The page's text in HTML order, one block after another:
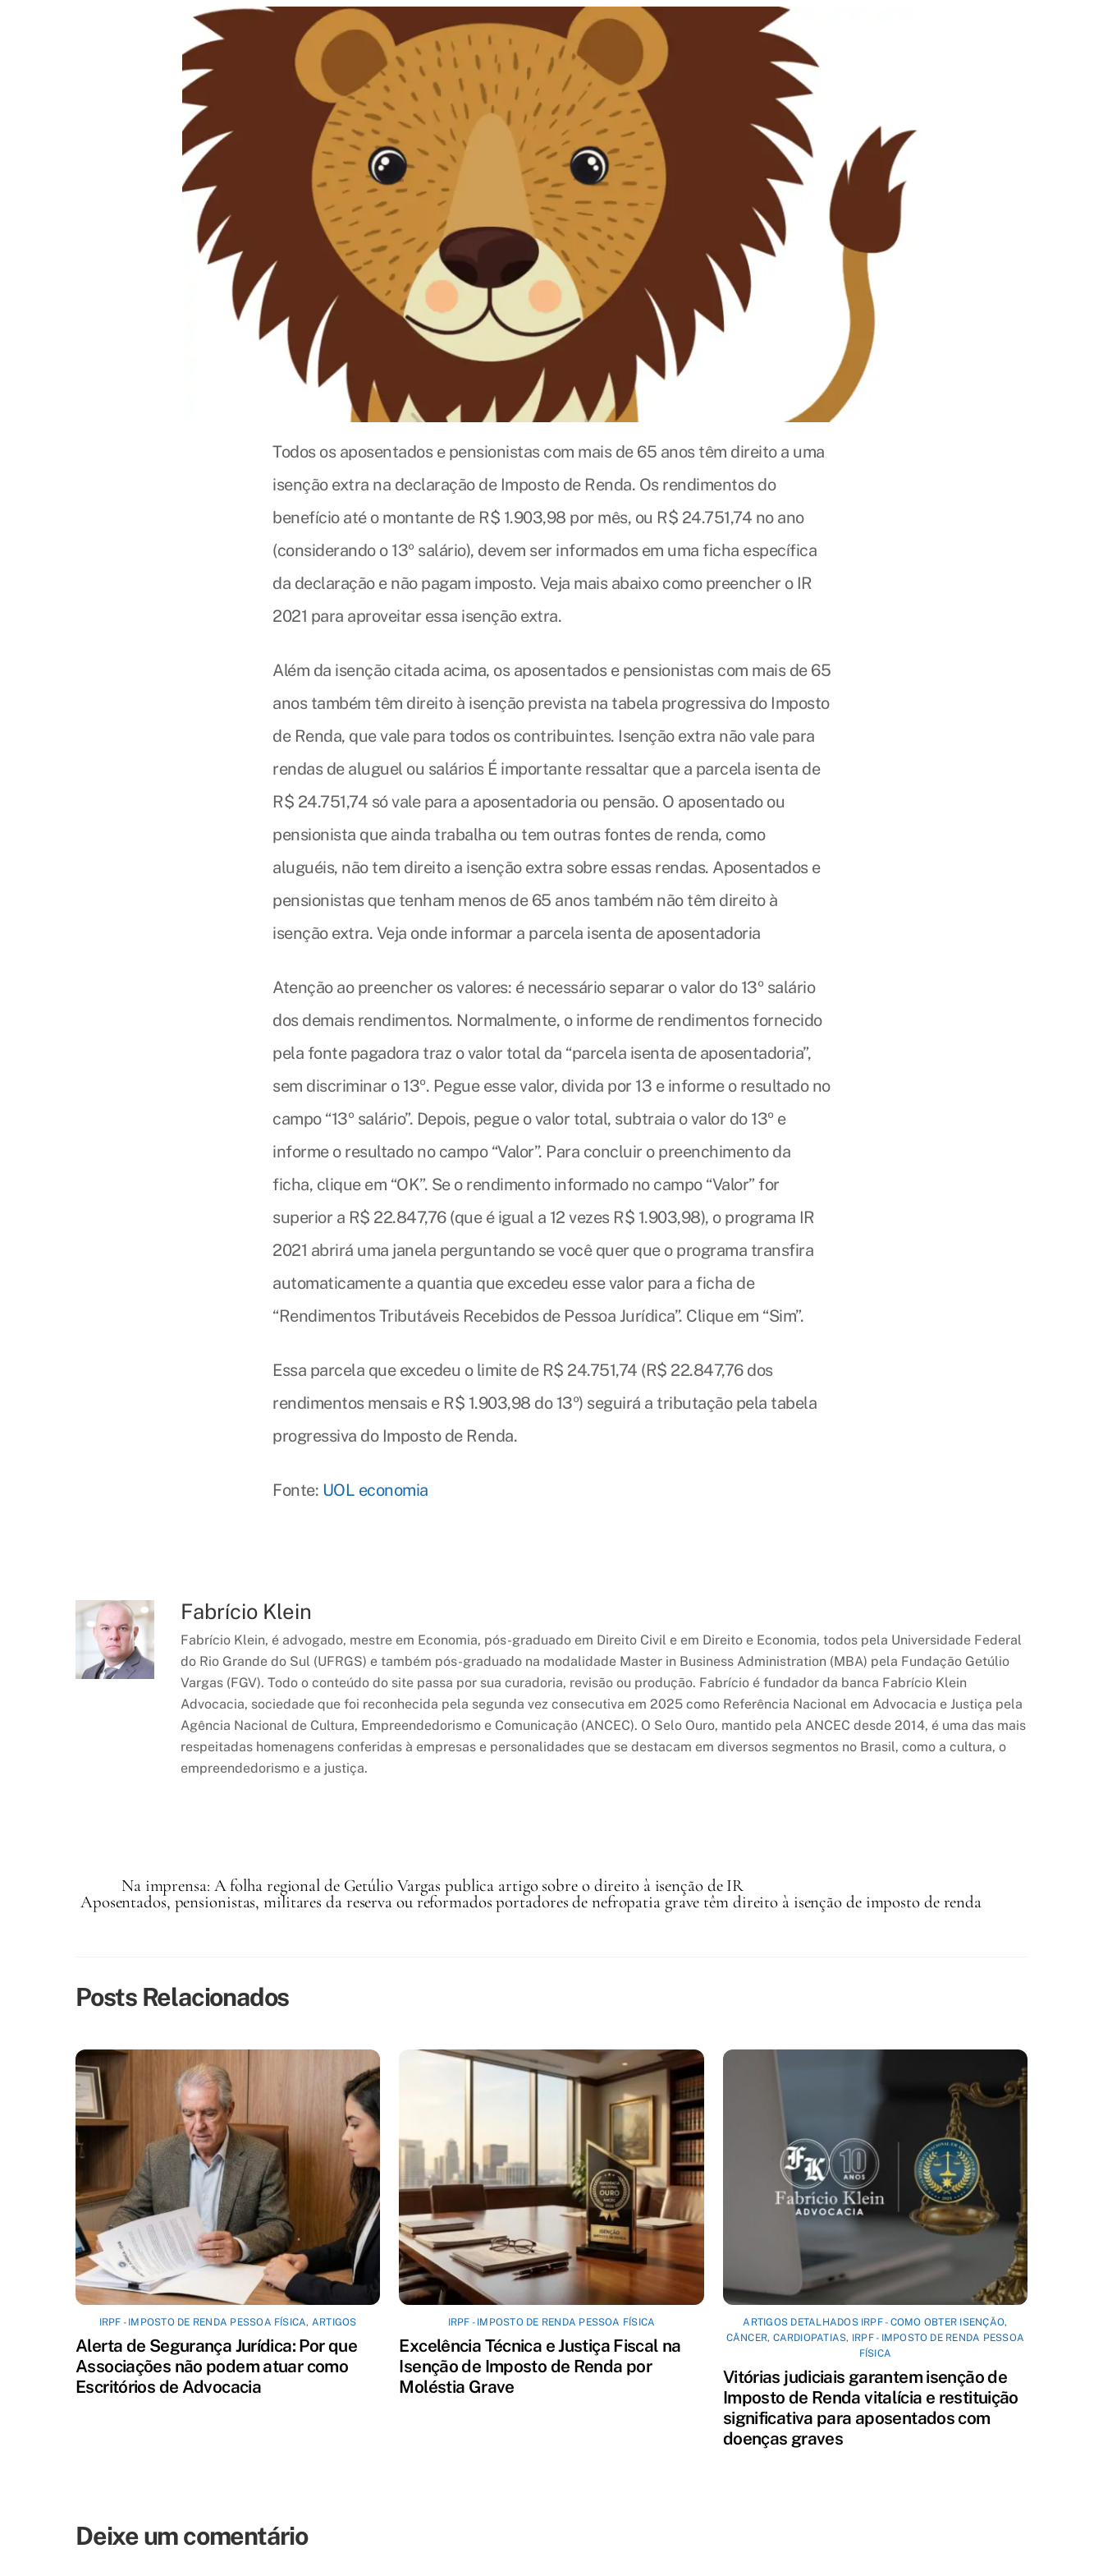
Todos os aposentados e pensionistas com mais de 65 anos têm direito a uma
isenção extra na declaração de Imposto de Renda. Os rendimentos do
benefício até o montante de R$ 1.903,98 por mês, ou R$ 24.751,74 no ano
(considerando o 13º salário), devem ser informados em uma ficha específica
da declaração e não pagam imposto. Veja mais abaixo como preencher o IR
2021 para aproveitar essa isenção extra.
Além da isenção citada acima, os aposentados e pensionistas com mais de 65
anos também têm direito à isenção prevista na tabela progressiva do Imposto
de Renda, que vale para todos os contribuintes. Isenção extra não vale para
rendas de aluguel ou salários É importante ressaltar que a parcela isenta de
R$ 24.751,74 só vale para a aposentadoria ou pensão. O aposentado ou
pensionista que ainda trabalha ou tem outras fontes de renda, como
aluguéis, não tem direito a isenção extra sobre essas rendas. Aposentados e
pensionistas que tenham menos de 65 anos também não têm direito à
isenção extra. Veja onde informar a parcela isenta de aposentadoria
Atenção ao preencher os valores: é necessário separar o valor do 13º salário
dos demais rendimentos. Normalmente, o informe de rendimentos fornecido
pela fonte pagadora traz o valor total da “parcela isenta de aposentadoria”,
sem discriminar o 13º. Pegue esse valor, divida por 13 e informe o resultado no
campo “13º salário”. Depois, pegue o valor total, subtraia o valor do 13º e
informe o resultado no campo “Valor”. Para concluir o preenchimento da
ficha, clique em “OK”. Se o rendimento informado no campo “Valor” for
superior a R$ 22.847,76 (que é igual a 12 vezes R$ 1.903,98), o programa IR
2021 abrirá uma janela perguntando se você quer que o programa transfira
automaticamente a quantia que excedeu esse valor para a ficha de
“Rendimentos Tributáveis Recebidos de Pessoa Jurídica”. Clique em “Sim”.
Essa parcela que excedeu o limite de R$ 24.751,74 (R$ 22.847,76 dos
rendimentos mensais e R$ 1.903,98 do 13º) seguirá a tributação pela tabela
progressiva do Imposto de Renda.
Fonte: UOL economia
Fabrício Klein
Fabrício Klein, é advogado, mestre em Economia, pós-graduado em Direito Civil e em Direito e Economia, todos pela Universidade Federal
do Rio Grande do Sul (UFRGS) e também pós-graduado na modalidade Master in Business Administration (MBA) pela Fundação Getúlio
Vargas (FGV). Todo o conteúdo do site passa por sua curadoria, revisão ou produção. Fabrício é fundador da banca Fabrício Klein
Advocacia, sociedade que foi reconhecida pela segunda vez consecutiva em 2025 como Referência Nacional em Advocacia e Justiça pela
Agência Nacional de Cultura, Empreendedorismo e Comunicação (ANCEC). O Selo Ouro, mantido pela ANCEC desde 2014, é uma das mais
respeitadas homenagens conferidas à empresas e personalidades que se destacam em diversos segmentos no Brasil, como a cultura, o
empreendedorismo e a justiça.
Na imprensa: A folha regional de Getúlio Vargas publica artigo sobre o direito à isenção de IR
Aposentados, pensionistas, militares da reserva ou reformados portadores de nefropatia grave têm direito à isenção de imposto de renda
Posts Relacionados
IRPF - IMPOSTO DE RENDA PESSOA FÍSICA, ARTIGOS
Alerta de Segurança Jurídica: Por que
Associações não podem atuar como
Escritórios de Advocacia
IRPF - IMPOSTO DE RENDA PESSOA FÍSICA
Excelência Técnica e Justiça Fiscal na
Isenção de Imposto de Renda por
Moléstia Grave
ARTIGOS DETALHADOS IRPF - COMO OBTER ISENÇÃO,
CÂNCER, CARDIOPATIAS, IRPF - IMPOSTO DE RENDA PESSOA
FÍSICA
Vitórias judiciais garantem isenção de
Imposto de Renda vitalícia e restituição
significativa para aposentados com
doenças graves
Deixe um comentário